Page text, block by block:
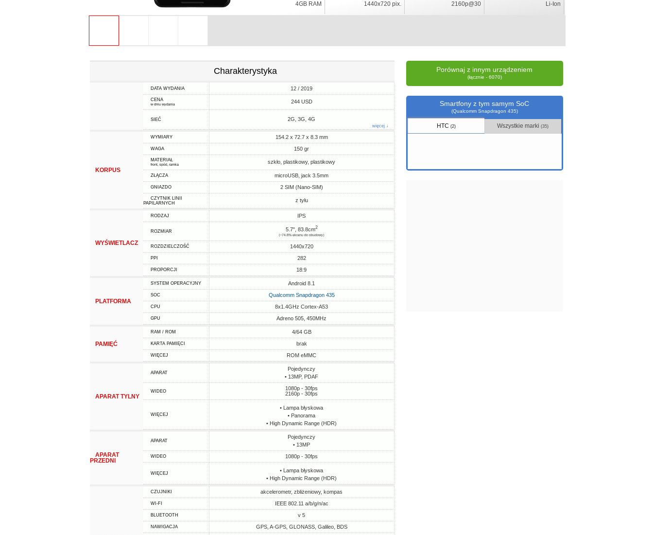
4GB RAM 1440x720 pix. 2160p@30 Li-Ion
Charakterystyka
DATA WYDANIA 12 / 2019
CENA
w dniu wydania 244 USD
SIEĆ 2G, 3G, 4G
więcej ↓
KORPUS
WYMIARY 154.2 x 72.7 x 8.3 mm
WAGA 150 gr
MATERIAŁ
front, spód, ramka szkło, plastikowy, plastikowy
ZŁĄCZA microUSB, jack 3.5mm
GNIAZDO 2 SIM (Nano-SIM)
CZYTNIK LINII
PAPILARNYCH
z tyłu
WYŚWIETLACZ
RODZAJ IPS
ROZMIAR 5.7", 83.8cm2
(~74.8% ekranu do obudowy)
ROZDZIELCZOŚĆ 1440x720
PPI 282
PROPORCJI 18:9
PLATFORMA
SYSTEM OPERACYJNY Android 8.1
SOC Qualcomm Snapdragon 435
CPU 8x1.4GHz Cortex-A53
GPU Adreno 505, 450MHz
PAMIĘĆ
RAM / ROM 4/64 GB
KARTA PAMIĘCI brak
WIĘCEJ ROM eMMC
APARAT TYLNY
APARAT
Pojedynczy
• 13MP, PDAF
WIDEO
1080p - 30fps
2160p - 30fps
WIĘCEJ
• Lampa błyskowa
• Panorama
• High Dynamic Range (HDR)
APARAT
PRZEDNI
APARAT
Pojedynczy
• 13MP
WIDEO 1080p - 30fps
WIĘCEJ
• Lampa błyskowa
• High Dynamic Range (HDR)
CZUJNIKI akcelerometr, zbliżeniowy, kompas
WI-FI IEEE 802.11 a/b/g/n/ac
BLUETOOTH v 5
NAWIGACJA
GPS, A-GPS, GLONASS, Galileo, BDS
Porównaj z innym urządzeniem
(łącznie - 6070)
Smartfony z tym samym SoC
(Qualcomm Snapdragon 435)
HTC (2) Wszystkie marki(35)